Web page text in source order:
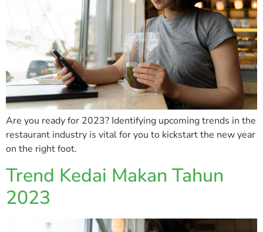
Are you ready for 2023? Identifying upcoming trends in the
restaurant industry is vital for you to kickstart the new year
on the right foot.
Trend Kedai Makan Tahun
2023